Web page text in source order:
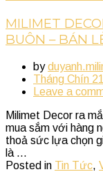
MILIMET
BUÔN – BÁN
by
Tháng Chín
Leave a
Milimet Decor ra
mua sắm với hàng
thoả sức lựa chọn
là ...
Posted in Tin Tức,